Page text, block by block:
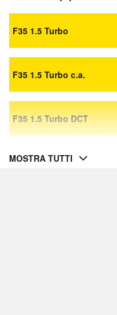
F35 1.5 Turbo
F35 1.5 Turbo c.a.
F35 1.5 Turbo DCT
MOSTRA TUTTI